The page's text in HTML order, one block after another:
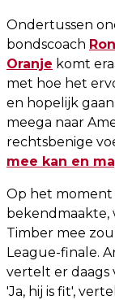
Ondertussen
bondscoach
Oranje komt
met hoe het
en hopelijk
meega naar
rechtsbenige
mee kan en
Op het moment
bekendmaakte,
Timber mee
League-finale.
vertelt er daags
'Ja, hij is fit',